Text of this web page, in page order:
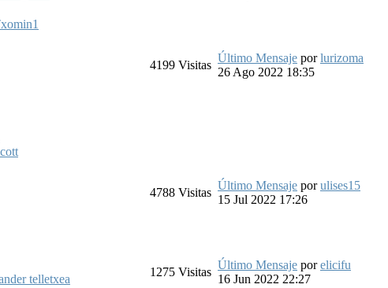
4199 Visitas
Último Mensaje porlurizoma
26 Ago 2022 18:35
4788 Visitas
Último Mensaje porulises15
15 Jul 2022 17:26
telletxea
1275 Visitas
Último Mensaje porelicifu
16 Jun 2022 22:27